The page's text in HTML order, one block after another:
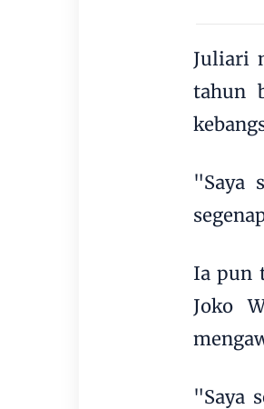
Juliari
tahun
"Saya
Ia pun
Joko
"Saya